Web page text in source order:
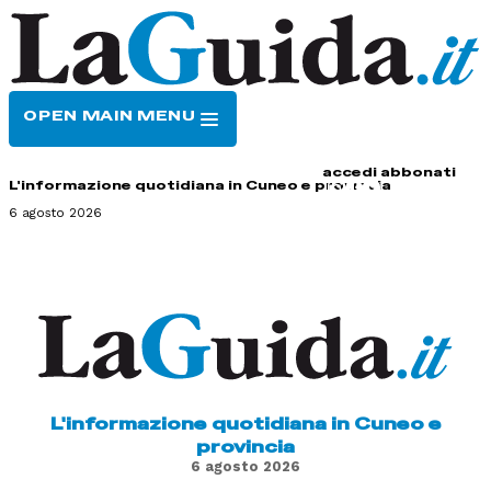
OPEN MAIN MENU
accedi abbonati
L'informazione quotidiana in Cuneo e provincia
6 agosto 2026
L'informazione quotidiana in Cuneo e
provincia
6 agosto 2026